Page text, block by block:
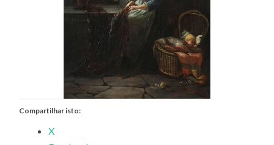
Compartilhar isto:
X